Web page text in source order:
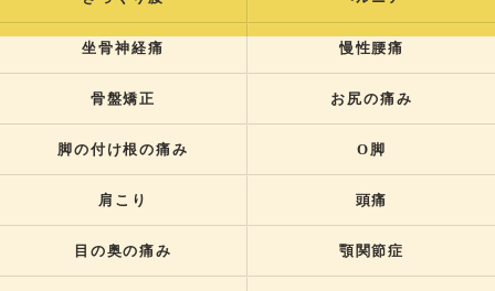
坐骨神経痛 慢性腰痛
骨盤矯正 お尻の痛み
脚の付け根の痛み O脚
肩こり 頭痛
目の奥の痛み 顎関節症